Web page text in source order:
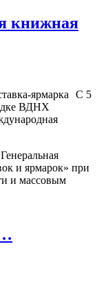
книжная
С 5
ВДНХ
и ярмарок» при
и массовым